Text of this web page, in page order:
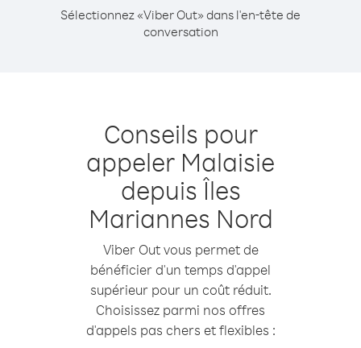
Sélectionnez «Viber Out» dans l'en-tête de
conversation
Conseils pour
appeler Malaisie
depuis Îles
Mariannes Nord
Viber Out vous permet de
bénéficier d'un temps d'appel
supérieur pour un coût réduit.
Choisissez parmi nos offres
d'appels pas chers et flexibles :